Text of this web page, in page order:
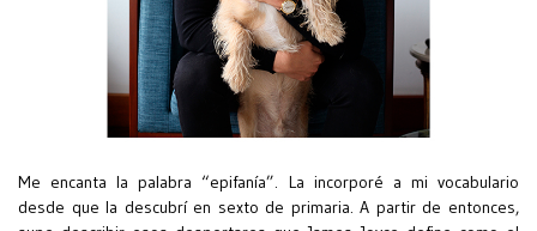
Me encanta la palabra “epifanía”. La incorporé a mi vocabulario
desde que la descubrí en sexto de primaria. A partir de entonces,